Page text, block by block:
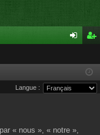
cri
pti
Langue :
« nous », « notre »,